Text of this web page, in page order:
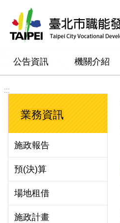
公告資訊 機關介紹
:::
業務資訊
施政報告
預(決)算
場地租借
施政計畫